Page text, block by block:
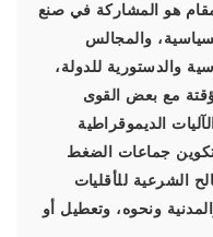
هو المشاركة في صنع
والمجالس
والدستورية للدولة،
مع بعض القوى
الديموقراطية
جماعات الضغط
الشرعية للأقليات
ونحوه، وتعطيل أو